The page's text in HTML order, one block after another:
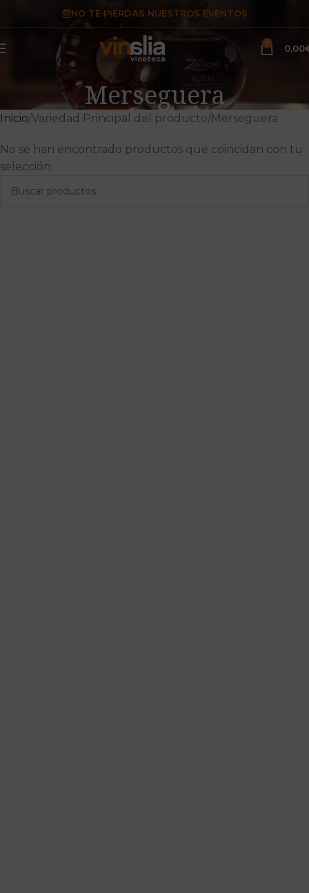
NO TE PIERDAS NUESTROS EVENTOS
0 0,00
Merseguera
Inicio Variedad Principal del producto Merseguera
No se han encontrado productos que coincidan con tu
selección.